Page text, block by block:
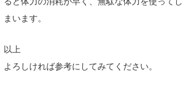
まいます。
以上
よろしければ参考にしてみてください。